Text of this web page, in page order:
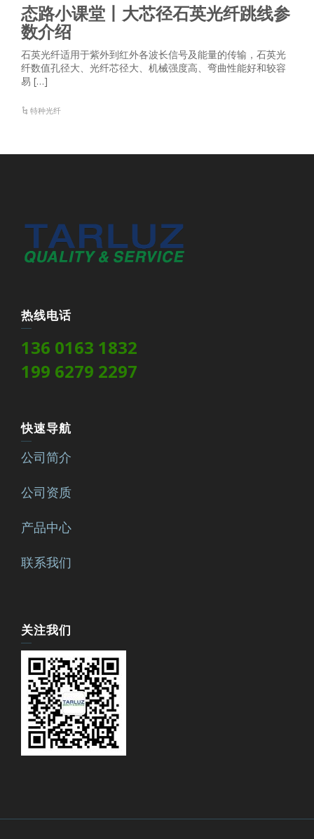
态路小课堂丨大芯径石英光纤跳线参
数介绍
石英光纤适用于紫外到红外各波长信号及能量的传输，石英光
纤数值孔径大、光纤芯径大、机械强度高、弯曲性能好和较容
易 […]
特种光纤
热线电话
136 0163 1832
199 6279 2297
快速导航
公司简介
公司资质
产品中心
联系我们
关注我们